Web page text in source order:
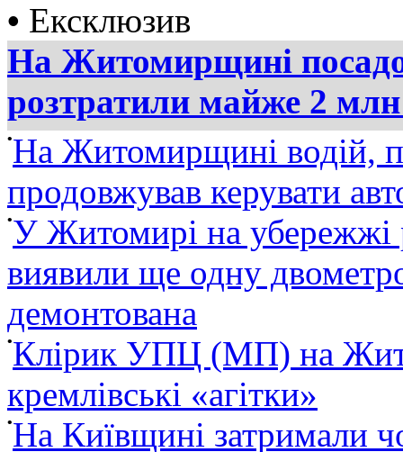
• Ексклюзив
На Житомирщині
розтратили майже 2
•На Житомирщині водій,
продовжував керувати
•У Житомирі на убережжі
виявили ще одну
демонтована
•Клірик УПЦ (МП) на
кремлівські «агітки»
•На Київщині затримали